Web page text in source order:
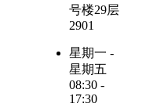
号楼29层
2901
星期一 -
星期五
08:30 -
17:30